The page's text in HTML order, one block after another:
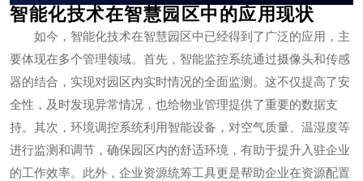
智能化技术在智慧园区中的应用现状
如今，智能化技术在智慧园区中已经得到了广泛的应用，主
要体现在多个管理领域。首先，智能监控系统通过摄像头和传感
器的结合，实现对园区内实时情况的全面监测。这不仅提高了安
全性，及时发现异常情况，也给物业管理提供了重要的数据支
持。其次，环境调控系统利用智能设备，对空气质量、温湿度等
进行监测和调节，确保园区内的舒适环境，有助于提升入驻企业
的工作效率。此外，企业资源统筹工具更是帮助企业在资源配置